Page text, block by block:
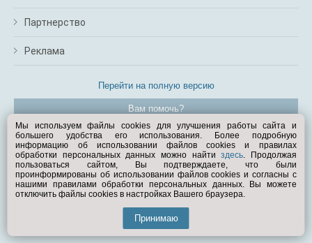
Партнерство
Реклама
Перейти на полную версию
Вам помочь?
© Exist.ru 1998—2026
Мы используем файлы cookies для улучшения работы сайта и
большего удобства его использования. Более подробную
информацию об использовании файлов cookies и правилах
обработки персональных данных можно найтиздесь. Продолжая
пользоваться сайтом, Вы подтверждаете, что были
проинформированы об использовании файлов cookies и согласны с
нашими правилами обработки персональных данных. Вы можете
отключить файлы cookies в настройках Вашего браузера.
Принимаю